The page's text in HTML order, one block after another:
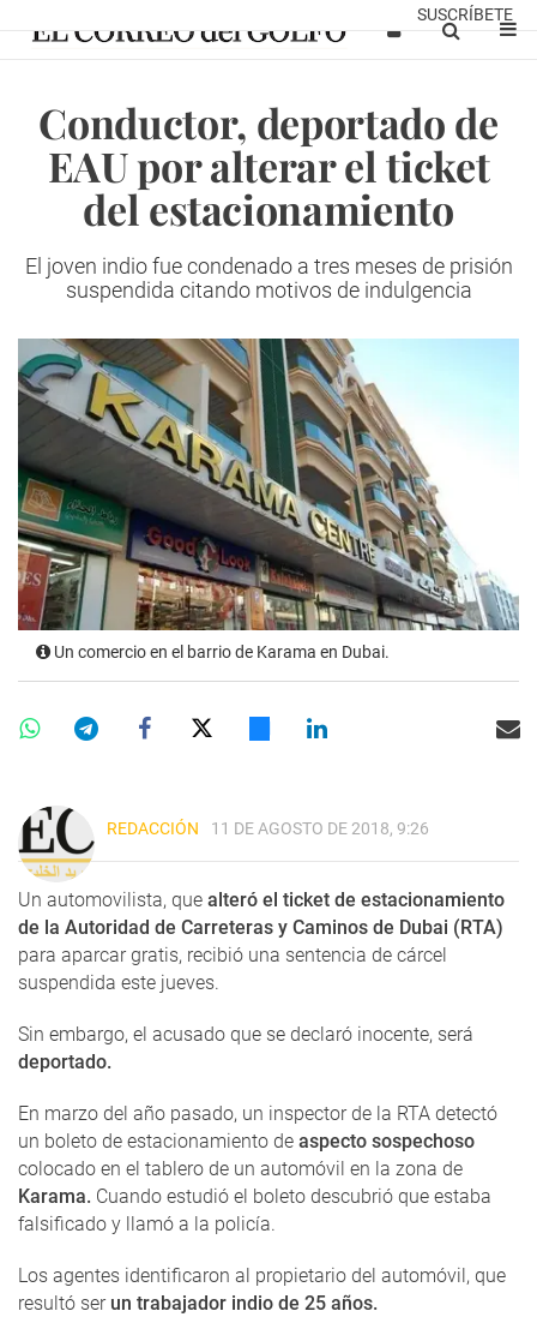
SUSCRÍBETE
Conductor, deportado de
EAU por alterar el ticket
del estacionamiento
El joven indio fue condenado a tres meses de prisión
suspendida citando motivos de indulgencia
Un comercio en el barrio de Karama en Dubai.
REDACCIÓN 11 DE AGOSTO DE 2018, 9:26
Un automovilista, que alteró el ticket de estacionamiento
de la Autoridad de Carreteras y Caminos de Dubai (RTA)
para aparcar gratis, recibió una sentencia de cárcel
suspendida este jueves.
Sin embargo, el acusado que se declaró inocente, será
deportado.
En marzo del año pasado, un inspector de la RTA detectó
un boleto de estacionamiento de aspecto sospechoso
colocado en el tablero de un automóvil en la zona de
Karama. Cuando estudió el boleto descubrió que estaba
falsificado y llamó a la policía.
Los agentes identificaron al propietario del automóvil, que
resultó ser un trabajador indio de 25 años.